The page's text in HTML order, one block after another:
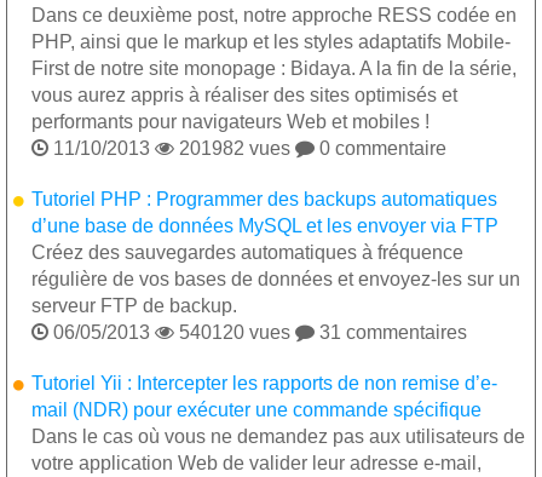
Dans ce deuxième post, notre approche RESS codée en
PHP, ainsi que le markup et les styles adaptatifs Mobile-
First de notre site monopage : Bidaya. A la fin de la série,
vous aurez appris à réaliser des sites optimisés et
performants pour navigateurs Web et mobiles !
 11/10/2013  201982 vues  0 commentaire
Tutoriel PHP : Programmer des backups automatiques
d’une base de données MySQL et les envoyer via FTP
Créez des sauvegardes automatiques à fréquence
régulière de vos bases de données et envoyez-les sur un
serveur FTP de backup.
 06/05/2013  540120 vues  31 commentaires
Tutoriel Yii : Intercepter les rapports de non remise d’e-
mail (NDR) pour exécuter une commande spécifique
Dans le cas où vous ne demandez pas aux utilisateurs de
votre application Web de valider leur adresse e-mail,